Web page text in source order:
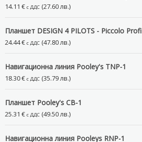
14.11 € с ДДС (27.60 лв.)
Планшет DESIGN 4 PILOTS - Piccolo Profi
24.44€ с ДДС (47.80 лв.)
Навигационна линия Pooley's TNP-1
18.30€ с ДДС (35.79 лв.)
Планшет Pooley's CB-1
25.31 € с ДДС (49.50 лв.)
Навигационна линия Pooleys RNP-1